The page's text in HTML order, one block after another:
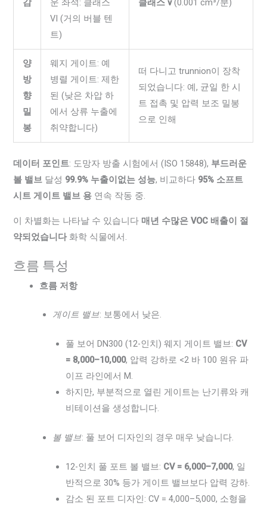
감
운 좌석: 클래스
VI (거의 버블 텐
트)
클래스 v(0.001 cm³/분)
양
방
향
밀
봉
웨지 게이트: 예
병렬 게이트: 제한
된 (낮은 차압 하
에서 상류 누출에
취약합니다)
떠 다니고 trunnion이 장착
되었습니다: 예, 균일 한 시
트 접촉 및 압력 보조 밀봉
으로 인해
데이터 포인트: 도망자 방출 시험에서 (ISO 15848), 부드러운
볼 밸브 달성 99.9% 누출이없는 성능, 비교하다 95% 소프트
시트 게이트 밸브 용 연속 작동 중.
이 차별화는 나타날 수 있습니다 매년 수많은 VOC 배출이 절
약되었습니다화학 식물에서.
흐름 특성
흐름 저항
게이트 밸브: 보통에서 낮은.
풀 보어 DN300 (12-인치) 웨지 게이트 밸브: CV
= 8,000–10,000, 압력 강하로 <2 바 100 원유 파
이프 라인에서 M.
하지만, 부분적으로 열린 게이트는 난기류와 캐
비테이션을 생성합니다.
볼 밸브: 풀 보어 디자인의 경우 매우 낮습니다.
12-인치 풀 포트 볼 밸브: CV = 6,000–7,000, 일
반적으로 30% 등가 게이트 밸브보다 압력 강하.
감소 된 포트 디자인: CV = 4,000–5,000, 소형을